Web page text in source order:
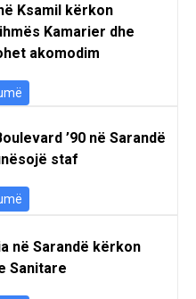
Ksamil kërkon
Kamarier dhe
akomodim
’90 në Sarandë
staf
në Sarandë kërkon
Sanitare